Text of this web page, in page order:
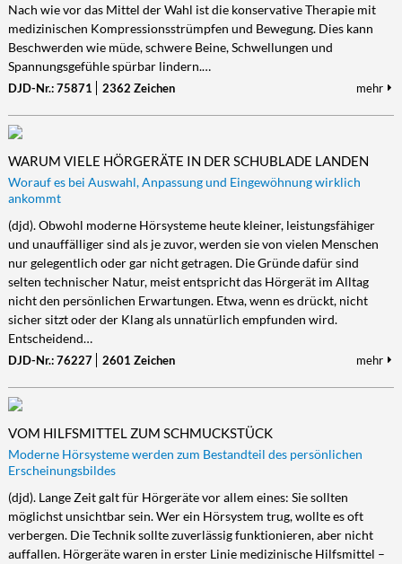
Nach wie vor das Mittel der Wahl ist die konservative Therapie mit
medizinischen Kompressionsstrümpfen und Bewegung. Dies kann
Beschwerden wie müde, schwere Beine, Schwellungen und
Spannungsgefühle spürbar lindern.…
DJD-Nr.: 75871 2362 Zeichen mehr
WARUM VIELE HÖRGERÄTE IN DER SCHUBLADE LANDEN
Worauf es bei Auswahl, Anpassung und Eingewöhnung wirklich
ankommt
(djd). Obwohl moderne Hörsysteme heute kleiner, leistungsfähiger
und unauffälliger sind als je zuvor, werden sie von vielen Menschen
nur gelegentlich oder gar nicht getragen. Die Gründe dafür sind
selten technischer Natur, meist entspricht das Hörgerät im Alltag
nicht den persönlichen Erwartungen. Etwa, wenn es drückt, nicht
sicher sitzt oder der Klang als unnatürlich empfunden wird.
Entscheidend…
DJD-Nr.: 76227 2601 Zeichen mehr
VOM HILFSMITTEL ZUM SCHMUCKSTÜCK
Moderne Hörsysteme werden zum Bestandteil des persönlichen
Erscheinungsbildes
(djd). Lange Zeit galt für Hörgeräte vor allem eines: Sie sollten
möglichst unsichtbar sein. Wer ein Hörsystem trug, wollte es oft
verbergen. Die Technik sollte zuverlässig funktionieren, aber nicht
auffallen. Hörgeräte waren in erster Linie medizinische Hilfsmittel –